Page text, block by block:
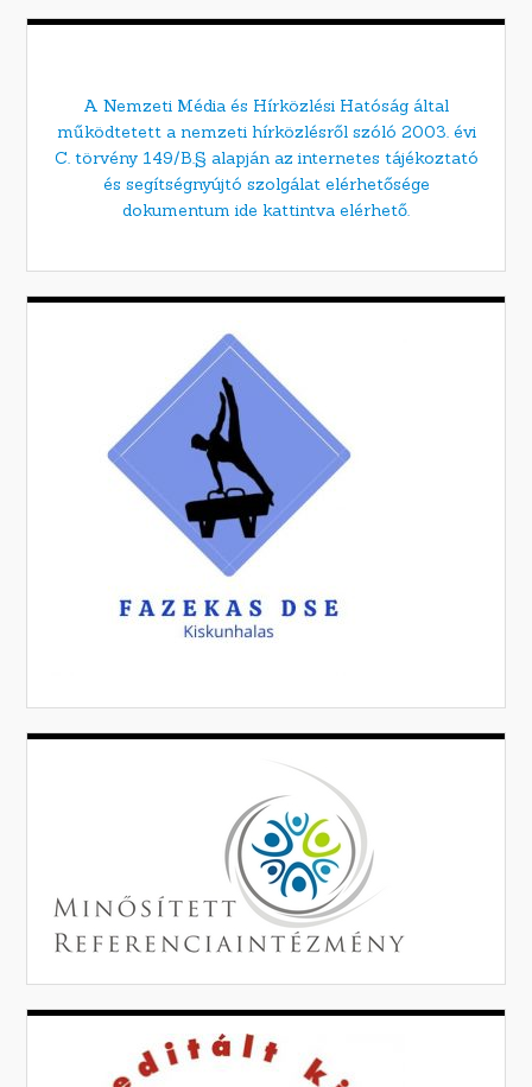
A Nemzeti Média és Hírközlési Hatóság által
működtetett a nemzeti hírközlésről szóló 2003. évi
C. törvény 149/B.§ alapján az internetes tájékoztató
és segítségnyújtó szolgálat elérhetősége
dokumentum ide kattintva elérhető.